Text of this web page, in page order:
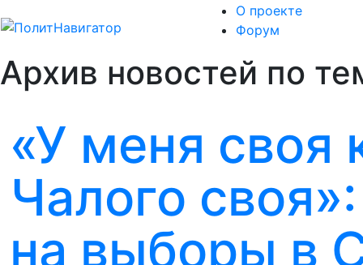
О проекте
Форум
Архив новостей по
«У меня своя
Чалого
на выборы в